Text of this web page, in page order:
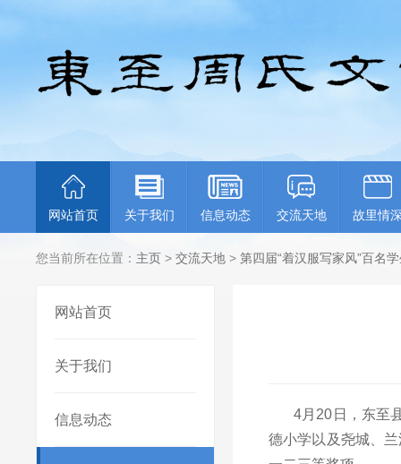
网站首页 关于我们 信息动态 交流天地 故里情
您当前所在位置： 主页 > 交流天地 > 第四届“着汉服写家风”百名
网站首页
关于我们
信息动态 4月 20 日，东至
德小学以及尧城、